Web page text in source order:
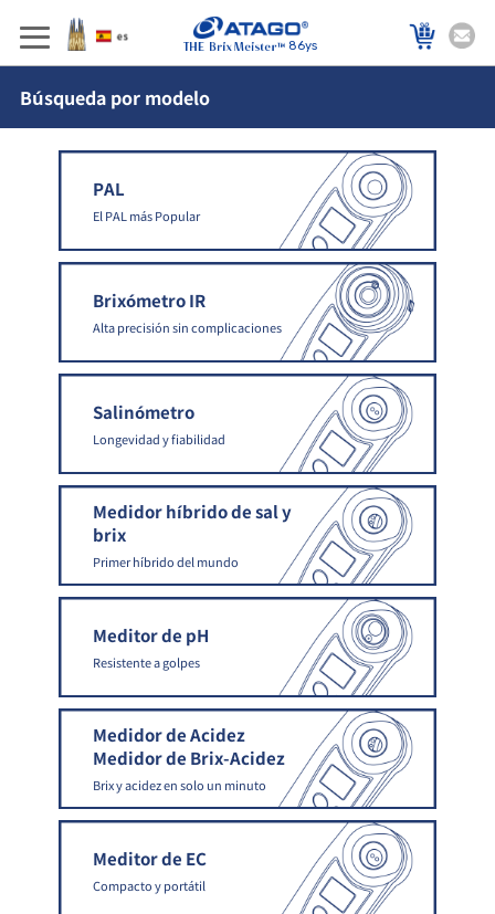
86ys
Búsqueda por modelo
PAL
El PAL más Popular
Brixómetro IR
Alta precisión sin complicaciones
Salinómetro
Longevidad y fiabilidad
Medidor híbrido de sal y
brix
Primer híbrido del mundo
Meditor de pH
Resistente a golpes
Medidor de Acidez
Medidor de Brix-Acidez
Brix y acidez en solo un minuto
Meditor de EC
Compacto y portátil